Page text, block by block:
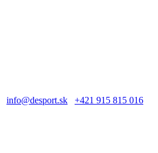
info@desport.sk +421 915 815 016